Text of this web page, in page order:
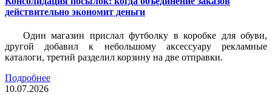
действительно экономит деньги
Один магазин прислал футболку в коробке для обуви,
другой добавил к небольшому аксессуару рекламные
каталоги, третий разделил корзину на две отправки.
Подробнее
10.07.2026